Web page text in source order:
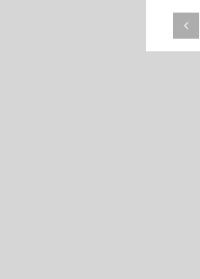
BEYOND THE GLOBE | 8th